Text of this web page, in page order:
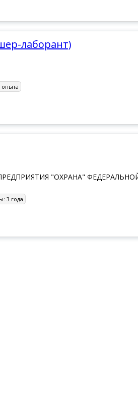
лаборант)
опыта
"ОХРАНА"
3 года